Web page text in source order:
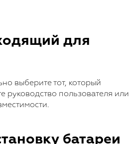
для
выберите тот, который
руководство пользователя или
батареи